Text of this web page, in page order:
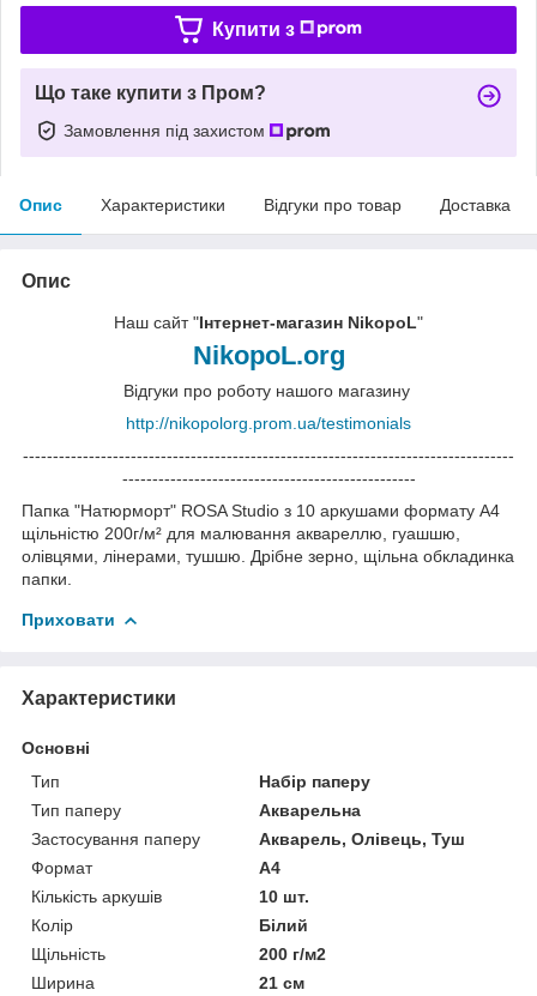
Купити з
Що таке купити з Пром?
Замовлення під захистом
Опис Характеристики Відгуки про товар Доставка
Опис
Наш сайт "Інтернет-магазин NikopoL"
NikopoL.org
Відгуки про роботу нашого магазину
http://nikopolorg.prom.ua/testimonials
----------------------------------------------------------------------------------
-------------------------------------------------
Папка "Натюрморт" ROSA Studio з 10 аркушами формату А4
щільністю 200г/м² для малювання аквареллю, гуашшю,
олівцями, лінерами, тушшю. Дрібне зерно, щільна обкладинка
папки.
Приховати
Характеристики
Основні
Тип
Набір паперу
Тип паперу
Акварельна
Застосування паперу
Акварель, Олівець, Туш
Формат
A4
Кількість аркушів
10 шт.
Колір
Білий
Щільність
200 г/м2
Ширина
21 см